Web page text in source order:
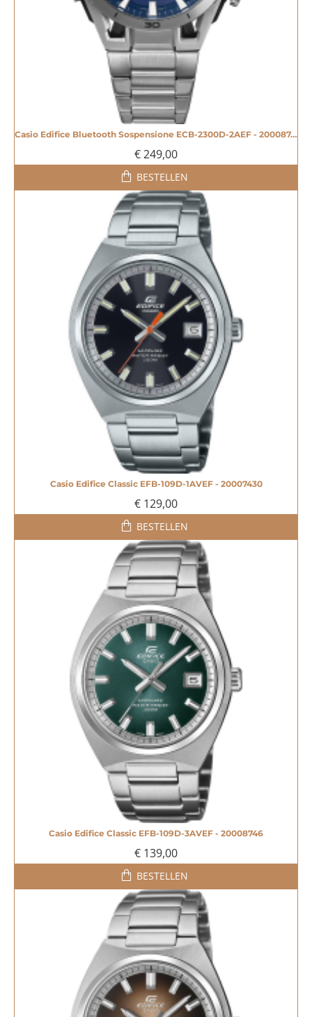
Casio Edifice Bluetooth Sospensione ECB-2300D-2AEF - 20008744
€ 249,00
BESTELLEN
Casio Edifice Classic EFB-109D-1AVEF - 20007430
€ 129,00
BESTELLEN
Casio Edifice Classic EFB-109D-3AVEF - 20008746
€ 139,00
BESTELLEN